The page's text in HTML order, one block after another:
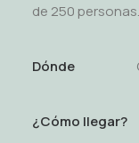
de 250 personas.
Dónde
¿Cómo llegar?